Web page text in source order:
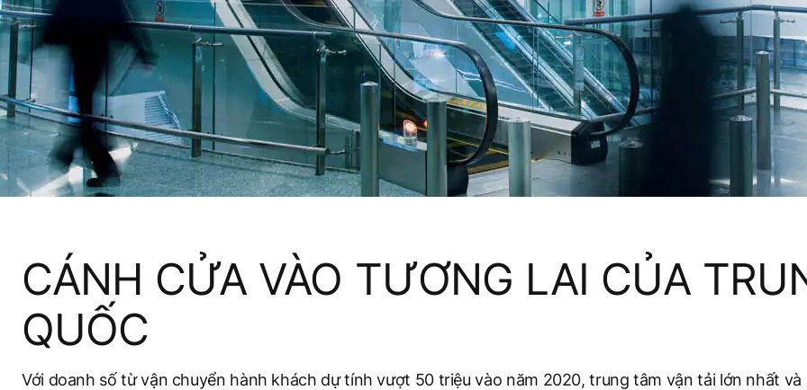
CÁNH CỬA VÀO TƯƠNG LAI CỦA
QUỐC
Với doanh số từ vận chuyển hành khách dự tính vượt 50 triệu vào năm 2020, trung tâm vận tải lớn nhất và